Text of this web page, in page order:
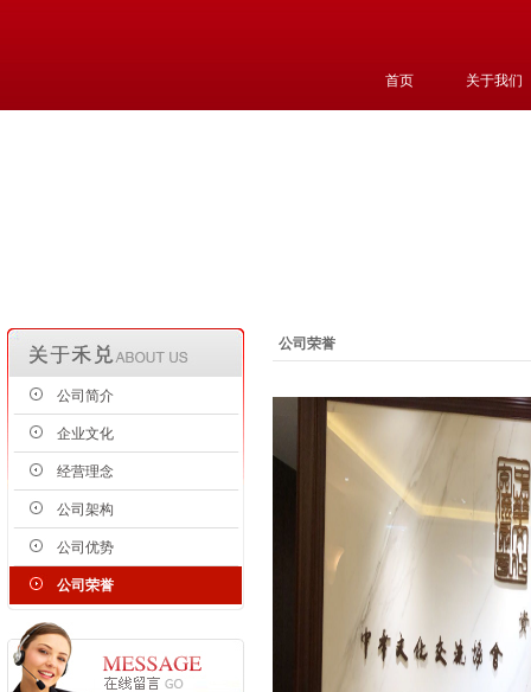
首页 关于我们
公司简介
企业文化
经营理念
公司架构
公司优势
公司荣誉
公司荣誉